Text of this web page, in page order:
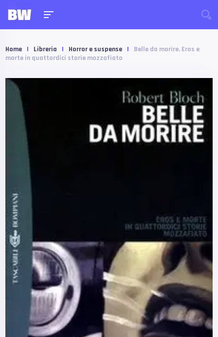
Home | Libreria | Horror e suspense |
Belle da morire. Eros e
morte in quattordici storie mozzafiato